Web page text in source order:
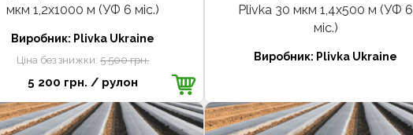
мкм 1,2х1000 м (УФ 6 міс.)
Виробник: Plivka Ukraine
Ціна без знижки:5 500 грн.
5 200 грн. / рулон
Plivka 30 мкм 1,4х500 м (УФ 6
міс.)
Виробник: Plivka Ukraine